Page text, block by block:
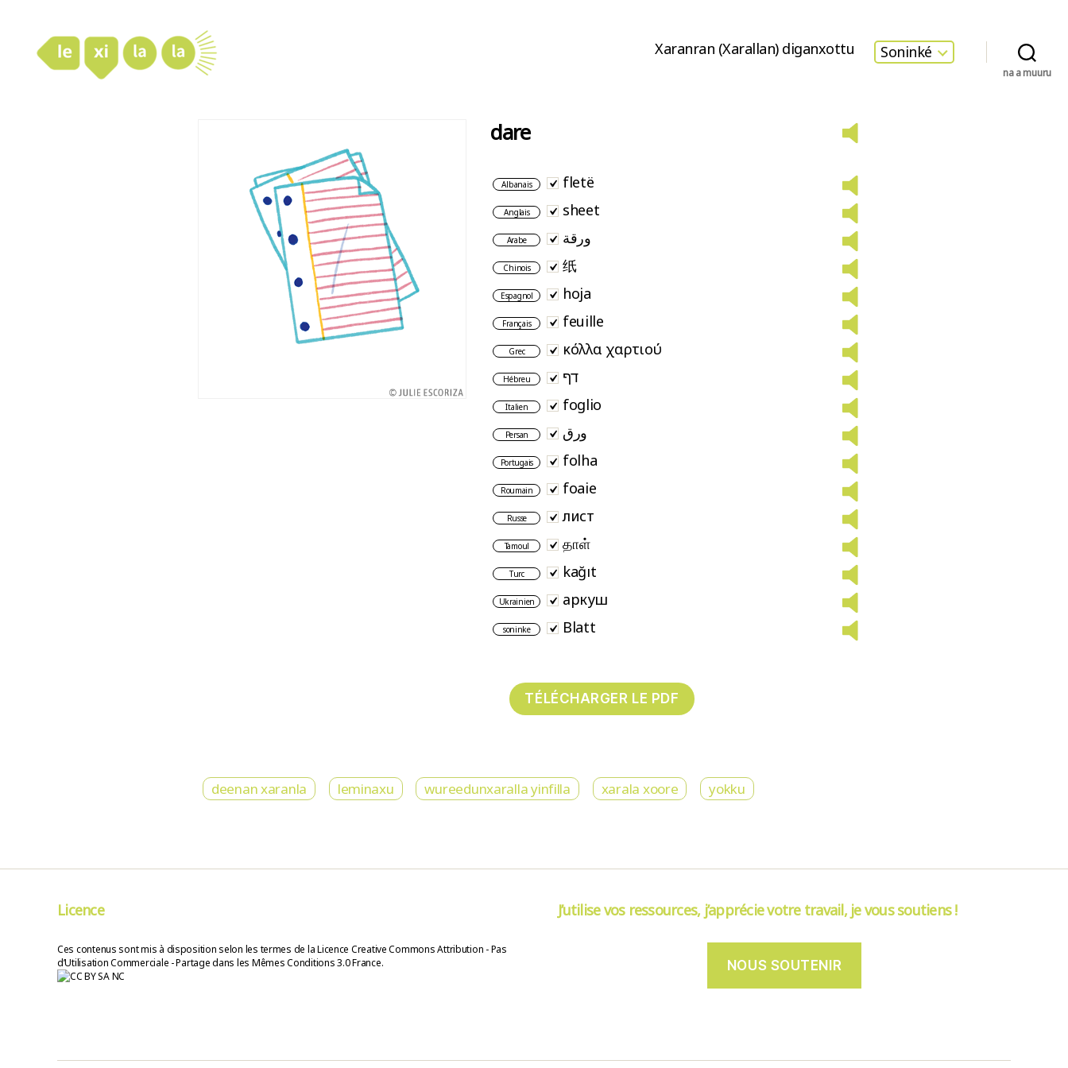
Xaranran (Xarallan) diganxottu Soninké
na a muuru
dare
Albanais fletë
Anglais sheet
Arabe ورقة
Chinois 纸
Espagnol hoja
Français feuille
Grec κόλλα χαρτιού
Hébreu דף
Italien foglio
Persan ورق
Portugais folha
Roumain foaie
Russe лист
Tamoul தாள்
Turc kağıt
Ukrainien аркуш
soninke Blatt
deenan xaranla leminaxu wureedunxaralla yinfilla xarala xoore yokku
Licence
Ces contenus sont mis à disposition selon les termes de la Licence Creative Commons Attribution - Pas
d’Utilisation Commerciale - Partage dans les Mêmes Conditions 3.0 France.
J’utilise vos ressources, j’apprécie votre travail, je vous soutiens !
NOUS SOUTENIR